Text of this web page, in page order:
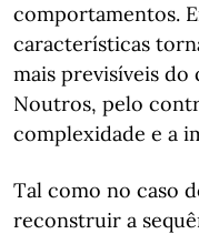
comportamentos.
características
mais previsíveis do
Noutros, pelo
complexidade e a
Tal como no caso
reconstruir a